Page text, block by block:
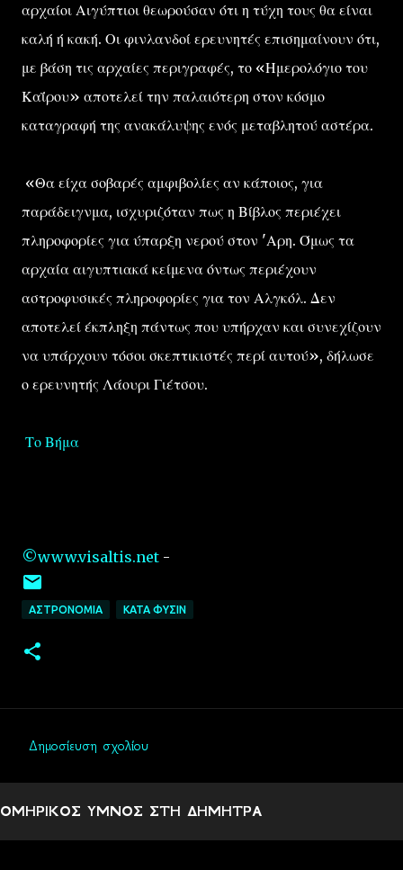
αρχαίοι Αιγύπτιοι θεωρούσαν ότι η τύχη τους θα είναι
καλή ή κακή. Οι φινλανδοί ερευνητές επισημαίνουν ότι,
με βάση τις αρχαίες περιγραφές, το «Ημερολόγιο του
Καΐρου» αποτελεί την παλαιότερη στον κόσμο
καταγραφή της ανακάλυψης ενός μεταβλητού αστέρα.
«Θα είχα σοβαρές αμφιβολίες αν κάποιος, για
παράδειγνμα, ισχυριζόταν πως η Βίβλος περιέχει
πληροφορίες για ύπαρξη νερού στον 'Αρη. Όμως τα
αρχαία αιγυπτιακά κείμενα όντως περιέχουν
αστροφυσικές πληροφορίες για τον Αλγκόλ. Δεν
αποτελεί έκπληξη πάντως που υπήρχαν και συνεχίζουν
να υπάρχουν τόσοι σκεπτικιστές περί αυτού», δήλωσε
ο ερευνητής Λάουρι Γιέτσου.
Το Βήμα
©www.visaltis.net -
ΑΣΤΡΟΝΟΜΙΑ ΚΑΤΑ ΦΥΣΙΝ
ό
λ
Δημοσίευση σχολίου
ΟΜΗΡΙΚΟΣ ΥΜΝΟΣ ΣΤΗ ΔΗΜΗΤΡΑ